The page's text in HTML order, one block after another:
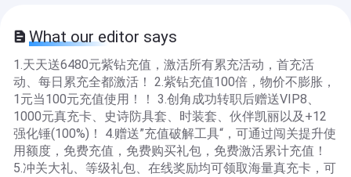
What our editor says
1.天天送6480元紫钻充值，激活所有累充活动，首充活
动、每日累充全都激活！ 2.紫钻充值100倍，物价不膨胀，
1元当100元充值使用！！ 3.创角成功转职后赠送VIP8、
1000元真充卡、史诗防具套、时装套、伙伴凯丽以及+12
强化锤(100%)！ 4.赠送”充值破解工具“，可通过闯关提升使
用额度，免费充值，免费购买礼包，免费激活累计充值！
5.冲关大礼、等级礼包、在线奖励均可领取海量真充卡，可